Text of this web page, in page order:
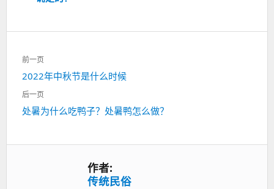
文
章
导
航
前一页
上
一
2022年中秋节是什么时候
后一页
下
处暑为什么吃鸭子？处暑鸭怎么做？
作者:
传统民俗